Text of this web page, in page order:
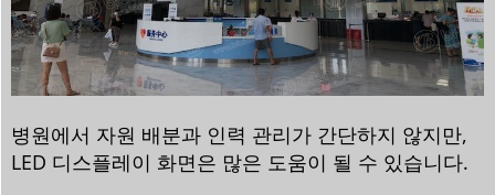
병원에서 자원 배분과 인력 관리가 간단하지 않지만,
LED 디스플레이 화면은 많은 도움이 될 수 있습니다.